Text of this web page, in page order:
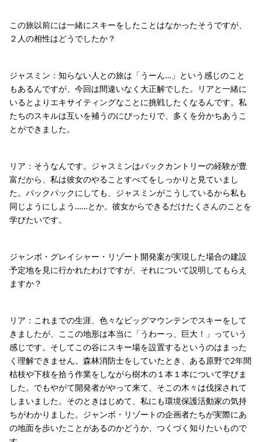
この旅以前には一緒にスキーをしたことはなかったそうですが、
２人の相性はどうでしたか？
ジャスミン：知らない人との旅は「うーん…」という感じのこと
もあるんですが、今回は間違いなく大正解でした。リアと一緒に
いるとよりエキサイティングなことに挑戦したくなるんです。私
たちのスキルは互いを補うのにぴったりで、多くを分かちあうこ
とができました。
リア：そうなんです。ジャスミンはバックカントリーの経験が豊
富だから、私は彼女のやることすべてをしっかりと見ていまし
た。バックパックにしても、ジャスミンがこうしているから私も
同じようにしよう……とか。彼女からできるだけたくさんのことを
学びたいです。
ジャンボ・グレイシャー・リゾート開発案が実現した場合の建設
予定地を見に行かれたわけですが、それについて説明してもらえ
ますか？
リア：これまでの生涯、色々なビッグマウンテンでスキーをして
きましたが、ここの地形は本当に「うわーっ、巨大！」っていう
感じです。そしてこの谷にスキー場を設置するというのはまった
く理解できません。森林消防士をしていたとき、ある原野で2年間
枯枝や下枝を拾う作業をしながら樹木の１本１本について学びま
した。でもやがて開発者がやって来て、そこの木々は伐採されて
しまいました。そのときはじめて、私にも環境保護活動家の気持
ちがわかりました。ジャンボ・リゾートの企画者たちが実際にあ
の地面を歩いたことがあるのかどうか、つくづく知りたいもので